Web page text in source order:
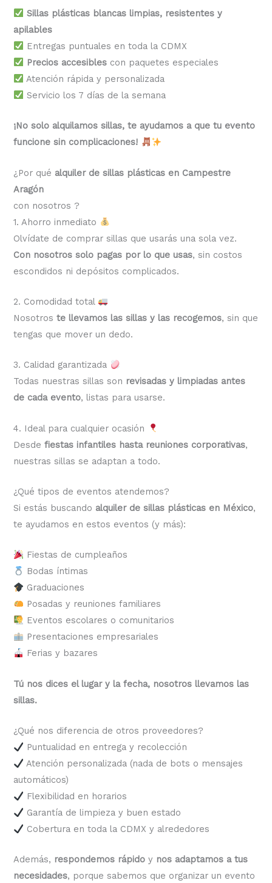
Sillas plásticas blancas limpias, resistentes y
apilables
Entregas puntuales en toda la CDMX
Precios accesibles con paquetes especiales
Atención rápida y personalizada
Servicio los 7 días de la semana
¡No solo alquilamos sillas, te ayudamos a que tu evento
funcione sin complicaciones!
¿Por qué alquiler de sillas plásticas en Campestre
Aragón
con nosotros ?
1. Ahorro inmediato
Olvídate de comprar sillas que usarás una sola vez.
Con nosotros solo pagas por lo que usas, sin costos
escondidos ni depósitos complicados.
2. Comodidad total
Nosotroste llevamos las sillas y las recogemos, sin que
tengas que mover un dedo.
3. Calidad garantizada
Todas nuestras sillas son revisadas y limpiadas antes
de cada evento, listas para usarse.
4. Ideal para cualquier ocasión
Desdefiestas infantiles hasta reuniones corporativas,
nuestras sillas se adaptan a todo.
¿Qué tipos de eventos atendemos?
Si estás buscando alquiler de sillas plásticas en México,
te ayudamos en estos eventos (y más):
Fiestas de cumpleaños
Bodas íntimas
Graduaciones
Posadas y reuniones familiares
Eventos escolares o comunitarios
Presentaciones empresariales
Ferias y bazares
Tú nos dices el lugar y la fecha, nosotros llevamos las
sillas.
¿Qué nos diferencia de otros proveedores?
Puntualidad en entrega y recolección
Atención personalizada (nada de bots o mensajes
automáticos)
Flexibilidad en horarios
Garantía de limpieza y buen estado
Cobertura en toda la CDMX y alrededores
Además, respondemos rápido y nos adaptamos a tus
necesidades, porque sabemos que organizar un evento